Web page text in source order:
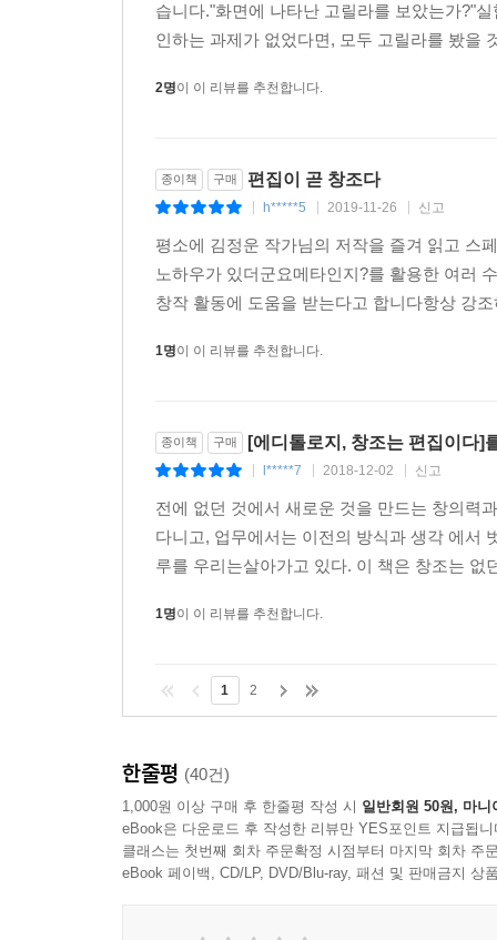
습니다."화면에 나타난 고릴라를 보았는가?"
인하는 과제가 없었다면, 모두 고릴라를 봤을
2명이 이 리뷰를 추천합니다.
종이책 구매 편집이 곧 창조다
h*****5 2019-11-26 신고
평소에 김정운 작가님의 저작을 즐겨 읽고 스
노하우가 있더군요메타인지?를 활용한 여러
창작 활동에 도움을 받는다고 합니다항상 강
1명이 이 리뷰를 추천합니다.
종이책 구매 [에디톨로지, 창조는 편집이다]
l*****7 2018-12-02 신고
전에 없던 것에서 새로운 것을 만드는 창의력
다니고, 업무에서는 이전의 방식과 생각 에서
루를 우리는살아가고 있다. 이 책은 창조는
1명이 이 리뷰를 추천합니다.
1 2
한줄평 (40건)
1,000원 이상 구매 후 한줄평 작성 시 일반회원 50원, 마니
eBook은 다운로드 후 작성한 리뷰만 YES포인트 지급됩니
클래스는 첫번째 회차 주문확정 시점부터 마지막 회차 주
eBook 페이백, CD/LP, DVD/Blu-ray, 패션 및 판매금지 상